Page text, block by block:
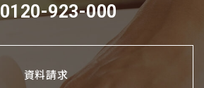
0120-923-000
資料請求